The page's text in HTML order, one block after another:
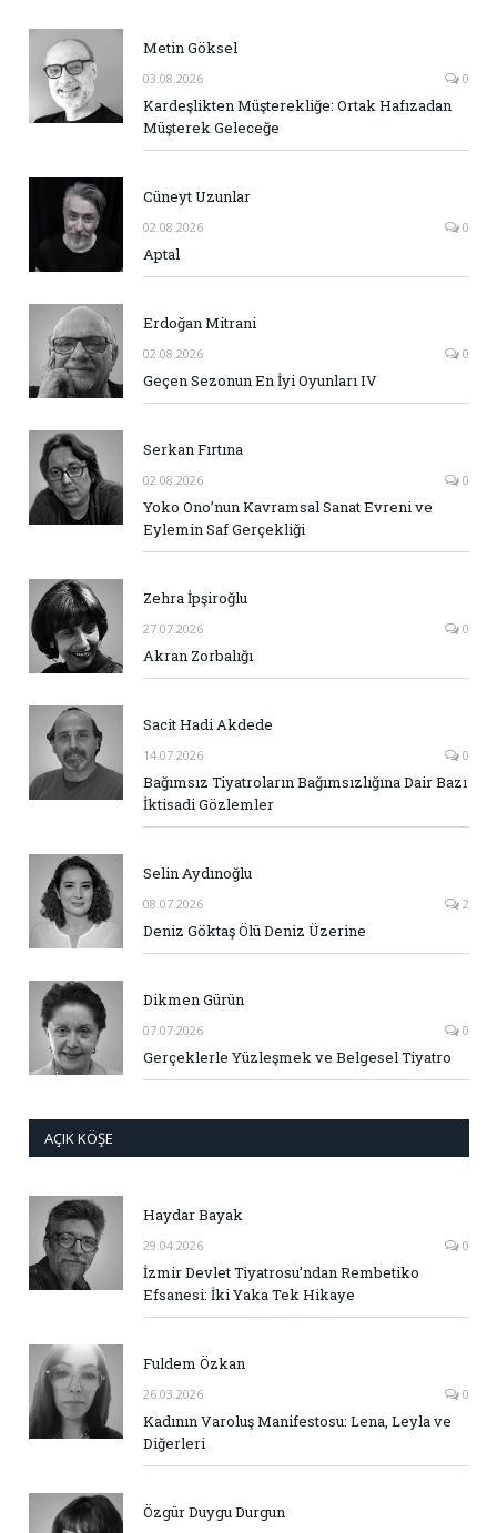
Metin Göksel
03.08.2026 0
Kardeşlikten Müşterekliğe: Ortak Hafızadan
Müşterek Geleceğe
Cüneyt Uzunlar
02.08.2026 0
Aptal
Erdoğan Mitrani
02.08.2026 0
Geçen Sezonun En İyi Oyunları IV
Serkan Fırtına
02.08.2026 0
Yoko Ono’nun Kavramsal Sanat Evreni ve
Eylemin Saf Gerçekliği
Zehra İpşiroğlu
27.07.2026 0
Akran Zorbalığı
Sacit Hadi Akdede
14.07.2026 0
Bağımsız Tiyatroların Bağımsızlığına Dair Bazı
İktisadi Gözlemler
Selin Aydınoğlu
08.07.2026 2
Deniz Göktaş Ölü Deniz Üzerine
Dikmen Gürün
07.07.2026 0
Gerçeklerle Yüzleşmek ve Belgesel Tiyatro
AÇIK KÖŞE
Haydar Bayak
29.04.2026 0
İzmir Devlet Tiyatrosu’ndan Rembetiko
Efsanesi: İki Yaka Tek Hikaye
Fuldem Özkan
26.03.2026 0
Kadının Varoluş Manifestosu: Lena, Leyla ve
Diğerleri
Özgür Duygu Durgun